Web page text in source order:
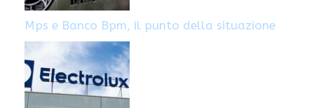
Mps e Banco Bpm, il punto della situazione